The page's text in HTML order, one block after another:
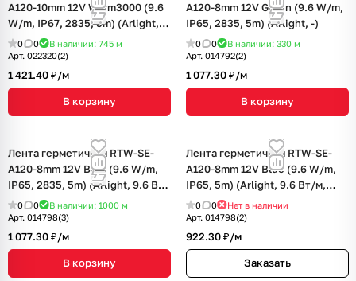
A120-10mm 12V Warm3000 (9.6
W/m, IP67, 2835, 5m) (Arlight,
9.6 Вт/м, IP67)
0 0 В наличии: 745 м
Арт. 022320(2)
1 421.40 ₽/м
В корзину
A120-8mm 12V Green (9.6 W/m,
IP65, 2835, 5m) (Arlight, -)
0 0 В наличии: 330 м
Арт. 014792(2)
1 077.30 ₽/м
В корзину
Лента герметичная RTW-SE-
A120-8mm 12V Blue (9.6 W/m,
IP65, 2835, 5m) (Arlight, 9.6 Вт/
м, IP65)
0 0 В наличии: 1000 м
Арт. 014798(3)
1 077.30 ₽/м
В корзину
Лента герметичная RTW-SE-
A120-8mm 12V Blue (9.6 W/m,
IP65, 5m) (Arlight, 9.6 Вт/м,
IP65)
0 0
Нет в наличии
Арт. 014798(2)
922.30 ₽/м
Заказать